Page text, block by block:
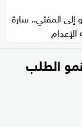
إلى المفتي.. سارة
نمو الطلب